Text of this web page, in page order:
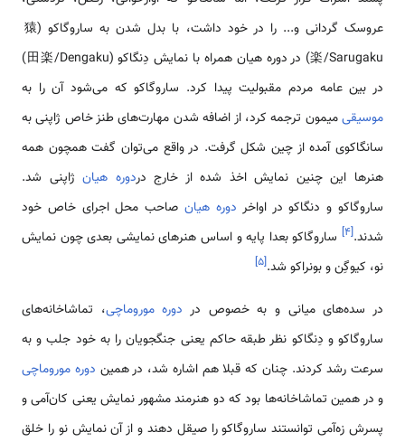
عروسک گردانی و... را در خود داشت، با بدل شدن به ساروگاکو (猿
楽/Sarugaku) در دوره هیان همراه با نمایش دِنگاکو (田楽/Dengaku)
در بین عامه مردم مقبولیت پیدا کرد. ساروگاکو که می‌شود آن را به
موسیقیمیمون ترجمه کرد، از اضافه شدن مهارت‌های طنز خاص ژاپنی به
سانگاکوی آمده از چین شکل گرفت. در واقع می‌توان گفت همچون همه
هنرها این چنین نمایش اخذ شده از خارج دردوره هیانژاپنی شد.
ساروگاکو و دنگاکو در اواخر دوره هیانصاحب محل اجرای خاص خود
شدند.[۴] ساروگاکو بعدا پایه و اساس هنرهای نمایشی بعدی چون نمایش
نو، کیوگِن و بونراکو شد.[۵]
در سده‌های میانی و به خصوص در دوره موروماچی، تماشاخانه‌های
ساروگاکو و دِنگاکو نظر طبقه حاکم یعنی جنگجویان را به خود جلب و به
سرعت رشد کردند. چنان که قبلا هم اشاره شد، در همین دوره موروماچی
و در همین تماشاخانه‌ها بود که دو هنرمند مشهور نمایش یعنی کان‌آمی و
پسرش زه‌آمی توانستند ساروگاکو را صیقل دهند و از آن نمایش نو را خلق